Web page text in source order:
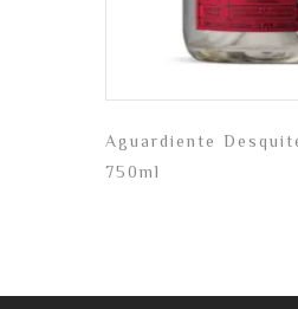
Aguardiente
750ml